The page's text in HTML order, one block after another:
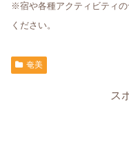
※宿や各種アクティビティ
ください。
奄美
ス